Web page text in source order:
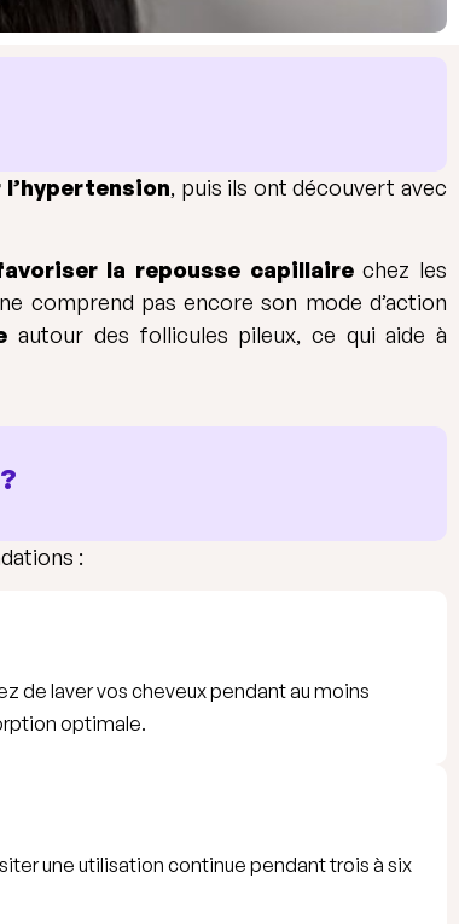
, puis ils ont découvert avec
la repousse capillairechez les
comprend pas encore son mode d’action
autour des follicules pileux, ce qui aide à
:
de laver vos cheveux pendant au moins
optimale.
une utilisation continue pendant trois à six